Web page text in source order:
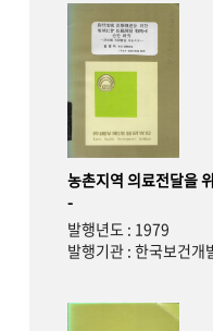
농촌지역 의료전달을
-
발행년도 : 1979
발행기관 : 한국보건개